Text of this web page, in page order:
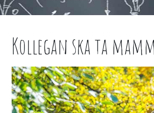
Kollegan ska ta